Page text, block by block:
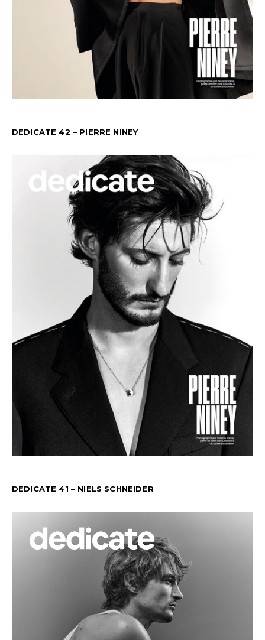
DEDICATE 42 – PIERRE NINEY
DEDICATE 41 – NIELS SCHNEIDER